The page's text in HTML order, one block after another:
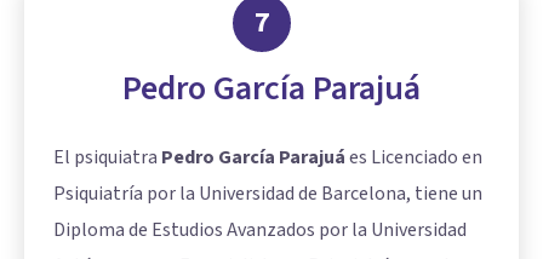
7
Pedro García Parajuá
El psiquiatra Pedro García Parajuáes Licenciado en
Psiquiatría por la Universidad de Barcelona, tiene un
Diploma de Estudios Avanzados por la Universidad